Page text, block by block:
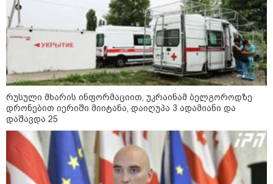
უნდა ჩავექოლე“
"ძალიან მძიმეა ჩემთვის ის, რაც
ახლა გითხარით“
ხელისუფლებისთვის ცუდად
მთავრდება ხოლმე“
რუსული მხარის ინფორმაციით, უკრაინამ ბელგოროდზე
დრონებით იერიში მიიტანა, დაიღუპა 3 ადამიანი და
დაშავდა 25